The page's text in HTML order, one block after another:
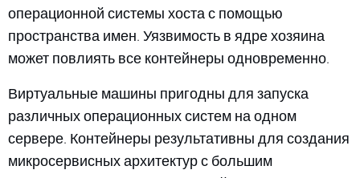
операционной системы хоста с помощью
пространства имен. Уязвимость в ядре хозяина
может повлиять все контейнеры одновременно.
Виртуальные машины пригодны для запуска
различных операционных систем на одном
сервере. Контейнеры результативны для создания
микросервисных архитектур с большим